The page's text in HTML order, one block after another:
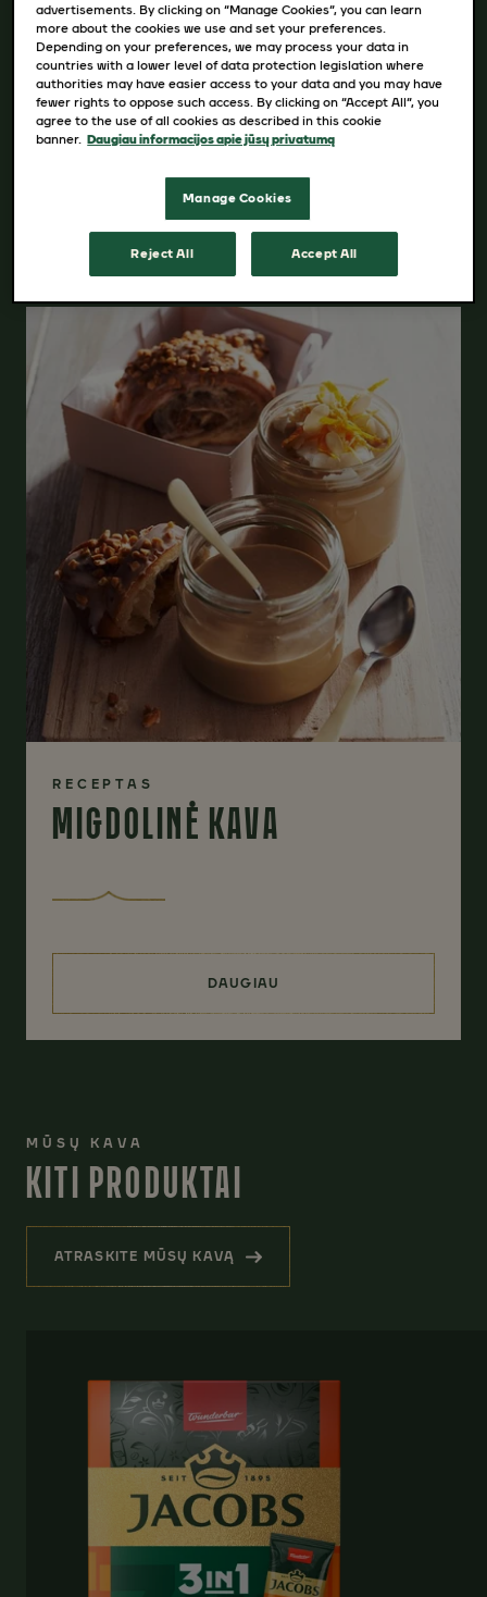
PAKUOTĖS:
8x11,6 dėžutė
RECEPTAS
MIGDOLINĖ KAVA
DAUGIAU
MŪSŲ KAVA
KITI PRODUKTAI
ATRASKITE MŪSŲ KAVĄ
(KITI PRODUKTAI)
advertisements. By clicking on “Manage Cookies”, you can learn
more about the cookies we use and set your preferences.
Depending on your preferences, we may process your data in
countries with a lower level of data protection legislation where
authorities may have easier access to your data and you may have
fewer rights to oppose such access. By clicking on “Accept All”, you
agree to the use of all cookies as described in this cookie
banner. Daugiau informacijos apie jūsų privatumą
Manage Cookies
Reject All Accept All